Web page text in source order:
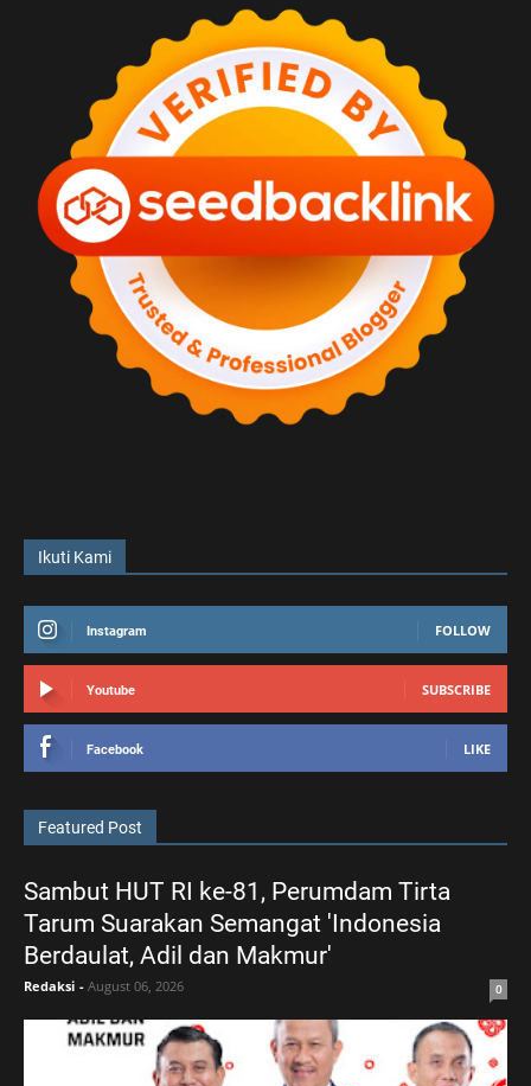
Ikuti Kami
Instagram FOLLOW
Youtube SUBSCRIBE
Facebook LIKE
Featured Post
Sambut HUT RI ke-81, Perumdam Tirta
Tarum Suarakan Semangat 'Indonesia
Berdaulat, Adil dan Makmur'
Redaksi - August 06, 2026 0